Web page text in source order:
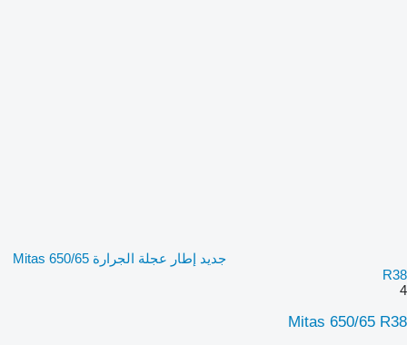
جديد إطار عجلة الجرارة Mitas 650/65
R38
4
Mitas 650/65 R38